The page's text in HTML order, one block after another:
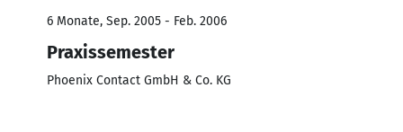
6 Monate, Sep. 2005 - Feb. 2006
Praxissemester
Phoenix Contact GmbH & Co. KG